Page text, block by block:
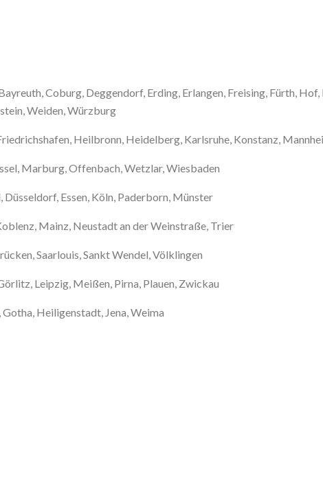
Coburg, Deggendorf, Erding, Erlangen, Freising, Fürth,
Weiden, Würzburg
Heilbronn, Heidelberg, Karlsruhe, Konstanz,
Marburg, Offenbach, Wetzlar, Wiesbaden
Düsseldorf, Essen, Köln, Paderborn, Münster
Mainz, Neustadt an der Weinstraße, Trier
Saarlouis, Sankt Wendel, Völklingen
Leipzig, Meißen, Pirna, Plauen, Zwickau
Gotha, Heiligenstadt, Jena, Weima